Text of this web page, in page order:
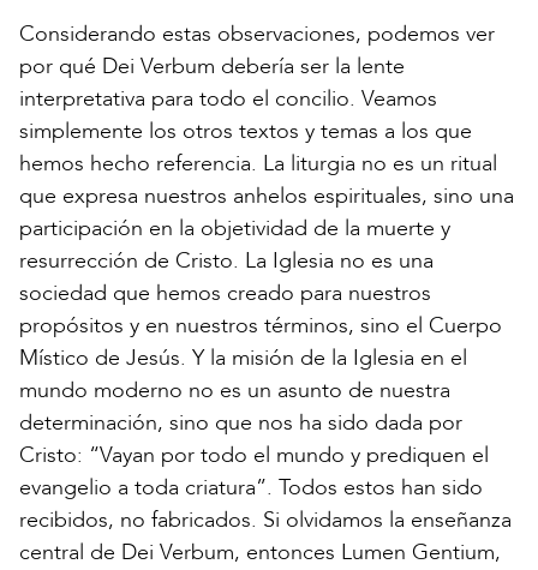
Considerando estas observaciones, podemos ver
por qué Dei Verbum debería ser la lente
interpretativa para todo el concilio. Veamos
simplemente los otros textos y temas a los que
hemos hecho referencia. La liturgia no es un ritual
que expresa nuestros anhelos espirituales, sino una
participación en la objetividad de la muerte y
resurrección de Cristo. La Iglesia no es una
sociedad que hemos creado para nuestros
propósitos y en nuestros términos, sino el Cuerpo
Místico de Jesús. Y la misión de la Iglesia en el
mundo moderno no es un asunto de nuestra
determinación, sino que nos ha sido dada por
Cristo: “Vayan por todo el mundo y prediquen el
evangelio a toda criatura”. Todos estos han sido
recibidos, no fabricados. Si olvidamos la enseñanza
central de Dei Verbum, entonces Lumen Gentium,